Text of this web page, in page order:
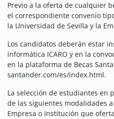
Previo a la oferta de cualquier
el correspondiente convenio
la Universidad de Sevilla y la
Los candidatos deberán estar
informática ICARO y en la
en la plataforma de Becas
santander.com/es/index.html.
La selección de estudiantes en
de las siguientes modalidades
Empresa o Institución que